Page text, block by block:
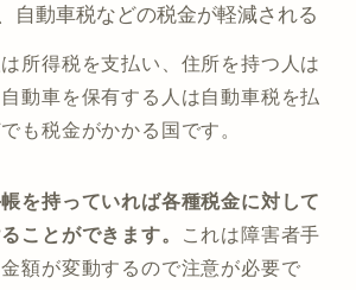
自動車税などの税金が軽減される
所得税を支払い、住所を持つ人は
動車を保有する人は自動車税を払
も税金がかかる国です。
を持っていれば各種税金に対して
ことができます。
これは障害者手
額が変動するので注意が必要で